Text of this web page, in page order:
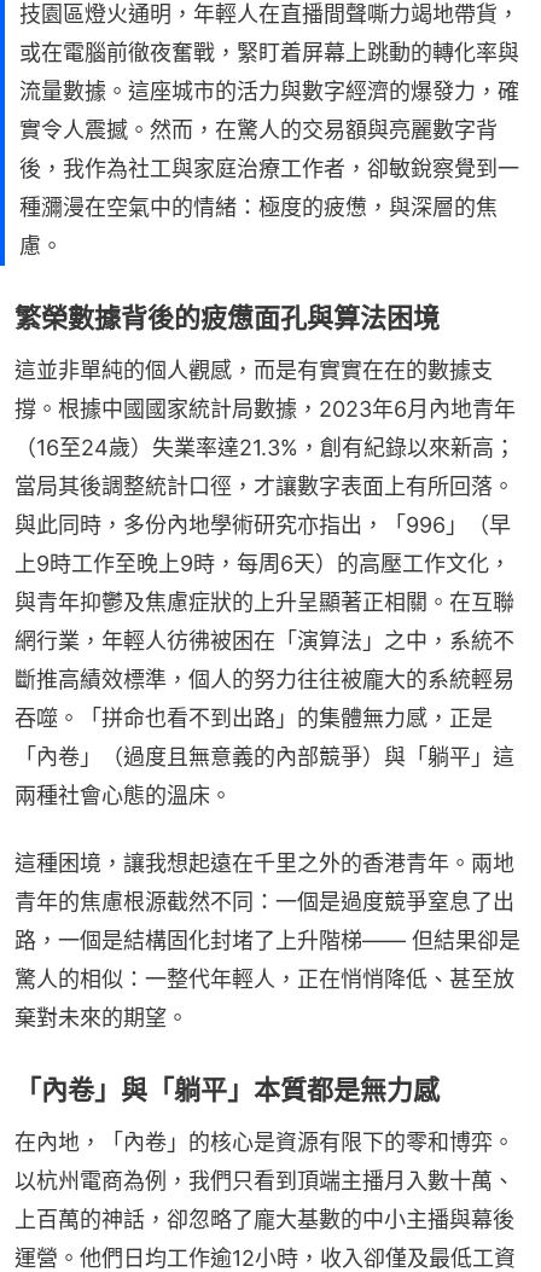
技園區燈火通明，年輕人在直播間聲嘶力竭地帶貨，
或在電腦前徹夜奮戰，緊盯着屏幕上跳動的轉化率與
流量數據。這座城市的活力與數字經濟的爆發力，確
實令人震撼。然而，在驚人的交易額與亮麗數字背
後，我作為社工與家庭治療工作者，卻敏銳察覺到一
種瀰漫在空氣中的情緒：極度的疲憊，與深層的焦
慮。
繁榮數據背後的疲憊面孔與算法困境
這並非單純的個人觀感，而是有實實在在的數據支
撐。根據中國國家統計局數據，2023年6月內地青年
（16至24歲）失業率達21.3%，創有紀錄以來新高；
當局其後調整統計口徑，才讓數字表面上有所回落。
與此同時，多份內地學術研究亦指出，「996」（早
上9時工作至晚上9時，每周6天）的高壓工作文化，
與青年抑鬱及焦慮症狀的上升呈顯著正相關。在互聯
網行業，年輕人彷彿被困在「演算法」之中，系統不
斷推高績效標準，個人的努力往往被龐大的系統輕易
吞噬。「拼命也看不到出路」的集體無力感，正是
「內卷」（過度且無意義的內部競爭）與「躺平」這
兩種社會心態的溫床。
這種困境，讓我想起遠在千里之外的香港青年。兩地
青年的焦慮根源截然不同：一個是過度競爭窒息了出
路，一個是結構固化封堵了上升階梯—— 但結果卻是
驚人的相似：一整代年輕人，正在悄悄降低、甚至放
棄對未來的期望。
「內卷」與「躺平」本質都是無力感
在內地，「內卷」的核心是資源有限下的零和博弈。
以杭州電商為例，我們只看到頂端主播月入數十萬、
上百萬的神話，卻忽略了龐大基數的中小主播與幕後
運營。他們日均工作逾12小時，收入卻僅及最低工資